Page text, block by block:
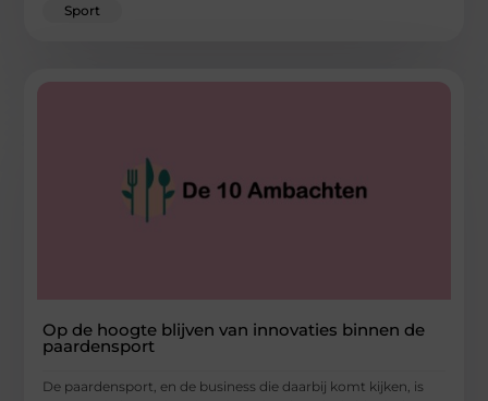
Sport
Op de hoogte blijven van innovaties binnen de
paardensport
De paardensport, en de business die daarbij komt kijken, is